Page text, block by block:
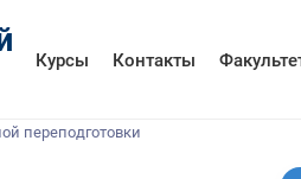
Курсы Контакты
переподготовки